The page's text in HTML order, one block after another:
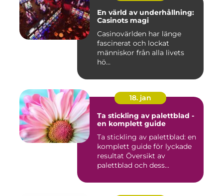
En värld av underhållning:
Casinots magi
Casinovärlden har länge
fascinerat och lockat
människor från alla livets
hö...
18. jan
Ta stickling av palettblad -
en komplett guide
Ta stickling av palettblad: en
komplett guide för lyckade
resultat Översikt av
palettblad och dess...